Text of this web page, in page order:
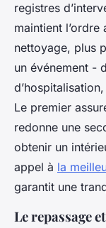
registres
maintient
nettoyage, plus
un événement -
Le premier
redonne une
obtenir un
appel à la
garantit une
Le repassage